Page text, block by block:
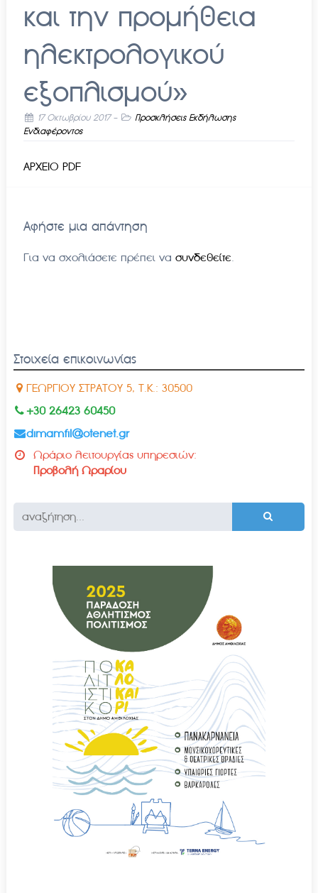
και την προμήθεια
ηλεκτρολογικού
εξοπλισμού»
17 Οκτωβρίου 2017-
Προσκλήσεις Εκδήλωσης
Ενδιαφέροντος
ΑΡΧΕΙΟ PDF
Αφήστε μια απάντηση
Για να σχολιάσετε πρέπει να συνδεθείτε.
Στοιχεία επικοινωνίας
ΓΕΩΡΓΙΟΥ ΣΤΡΑΤΟΥ 5, Τ.Κ.: 30500
+30 26423 60450
dimamfil@otenet.gr
Ωράριο λειτουργίας υπηρεσιών:
Προβολή Ωραρίου